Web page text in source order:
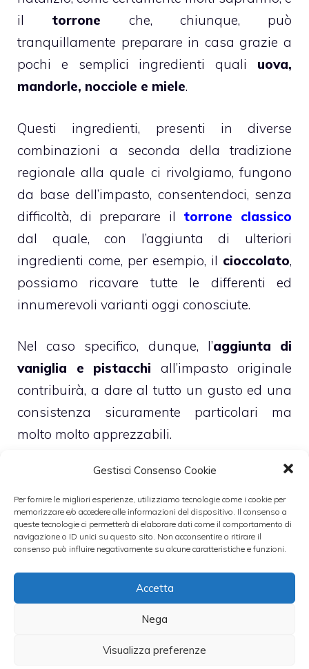
Gestisci Consenso Cookie
Per fornire le migliori esperienze, utilizziamo tecnologie come i cookie per
memorizzare e/o accedere alle informazioni del dispositivo. Il consenso a
queste tecnologie ci permetterà di elaborare dati come il comportamento di
navigazione o ID unici su questo sito. Non acconsentire o ritirare il
consenso può influire negativamente su alcune caratteristiche e funzioni.
Accetta
Nega
Visualizza preferenze
il torrone che, chiunque, può
tranquillamente preparare in casa grazie a
pochi e semplici ingredienti quali uova,
mandorle, nocciole e miele.
Questi ingredienti, presenti in diverse
combinazioni a seconda della tradizione
regionale alla quale ci rivolgiamo, fungono
da base dell’impasto, consentendoci, senza
difficoltà, di preparare il torrone classico
dal quale, con l’aggiunta di ulteriori
ingredienti come, per esempio, il cioccolato,
possiamo ricavare tutte le differenti ed
innumerevoli varianti oggi conosciute.
Nel caso specifico, dunque, l’aggiunta di
vaniglia e pistacchi all’impasto originale
contribuirà, a dare al tutto un gusto ed una
consistenza sicuramente particolari ma
molto molto apprezzabili.